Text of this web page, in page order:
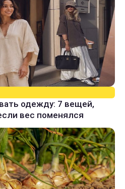
одежду: 7 вещей,
вес поменялся